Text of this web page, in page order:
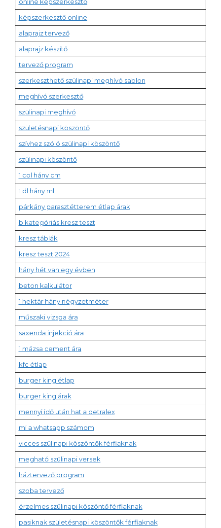
képszerkesztő online
alaprajz tervező
alaprajz készítő
tervező program
szerkeszthető szülinapi meghívó sablon
meghívó szerkesztő
szülinapi meghívó
születésnapi köszöntő
szívhez szóló szülinapi köszöntő
szülinapi köszöntő
1 col hány cm
1 dl hány ml
párkány parasztétterem étlap árak
b kategóriás kresz teszt
kresz táblák
kresz teszt 2024
hány hét van egy évben
beton kalkulátor
1 hektár hány négyzetméter
műszaki vizsga ára
saxenda injekció ára
1 mázsa cement ára
kfc étlap
burger king étlap
burger king árak
mennyi idő után hat a detralex
mi a whatsapp számom
vicces szülinapi köszöntők férfiaknak
megható szülinapi versek
háztervező program
szoba tervező
érzelmes szülinapi köszöntő férfiaknak
pasiknak születésnapi köszöntők férfiaknak